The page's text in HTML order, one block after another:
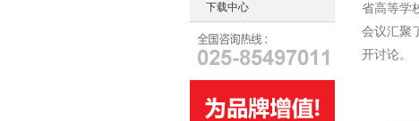
下载中心
省高等学
会议汇聚
开讨论。